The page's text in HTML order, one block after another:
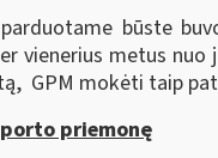
būste
vienerius metus
GPM mokėti taip
priemonę